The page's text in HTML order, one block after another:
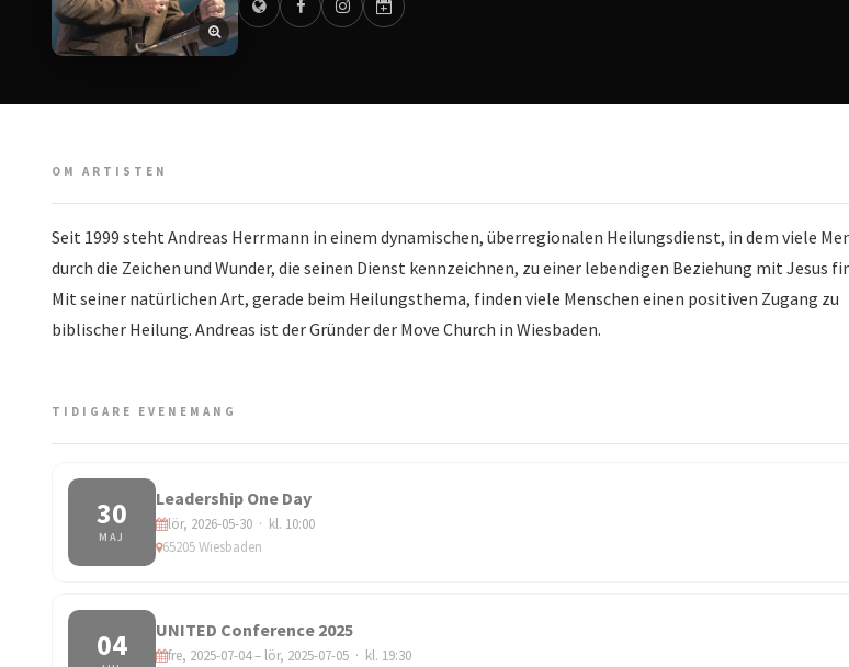
OM ARTISTEN
Seit 1999 steht Andreas Herrmann in einem dynamischen, überregionalen Heilungsdienst, in dem viele
durch die Zeichen und Wunder, die seinen Dienst kennzeichnen, zu einer lebendigen Beziehung mit Jesus
Mit seiner natürlichen Art, gerade beim Heilungsthema, finden viele Menschen einen positiven Zugang zu
biblischer Heilung. Andreas ist der Gründer der Move Church in Wiesbaden.
TIDIGARE EVENEMANG
30
MAJ
Leadership One Day
lör, 2026-05-30 · kl. 10:00
65205 Wiesbaden
04 UNITED Conference 2025
fre, 2025-07-04 – lör, 2025-07-05 · kl. 19:30